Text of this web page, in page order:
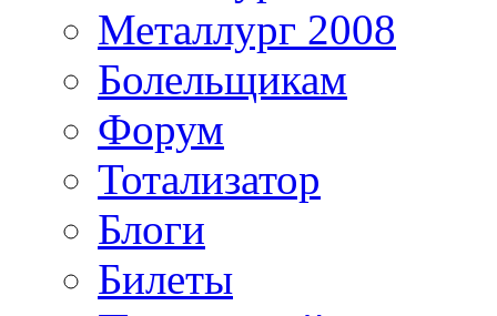
Металлург 2008
Болельщикам
Форум
Тотализатор
Блоги
Билеты